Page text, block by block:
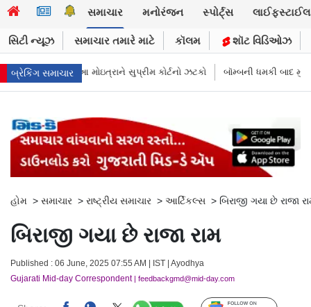
સમાચાર મનોરંજન સ્પોર્ટ્સ લાઈફસ્ટાઈલ
સિટી ન્યૂઝ સમાચાર તમારે માટે કૉલમ શૉટ વિડિઓઝ
બ્રેકિંગ સમાચાર
ઝટકો બૉમ્બની ધમકી બાદ મુંબઈમાં હાઈ ઍલર્ટ: શહેરની સુરક્ષા
હોમ > સમાચાર > રાષ્ટ્રીય સમાચાર > આર્ટિકલ્સ > બિરાજી ગયા છે રાજા
બિરાજી ગયા છે રાજા રામ
Published : 06 June, 2025 07:55 AM | IST | Ayodhya
Gujarati Mid-day Correspondent| feedbackgmd@mid-day.com